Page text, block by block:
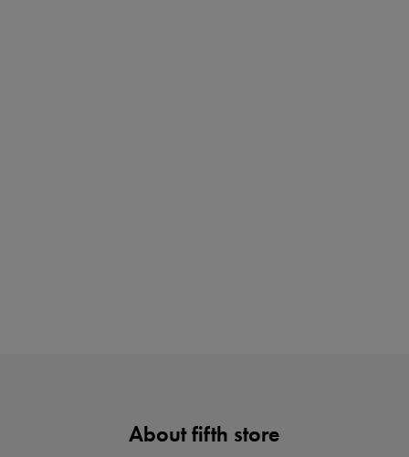
About fifth store